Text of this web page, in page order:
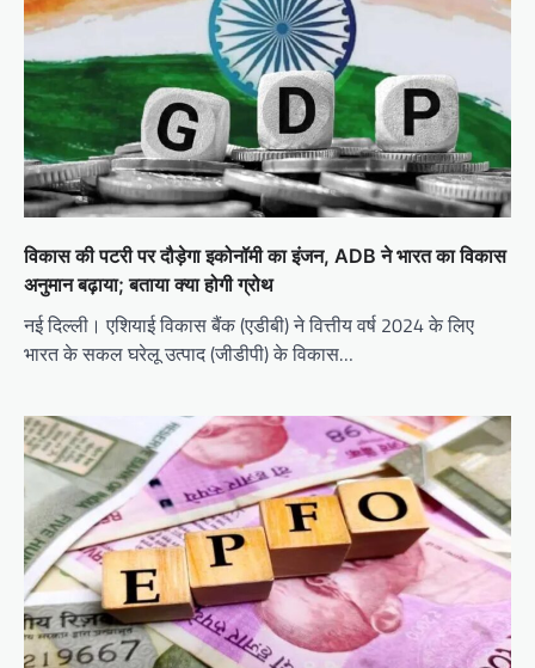
विकास की पटरी पर दौड़ेगा इकोनॉमी का इंजन, ADB ने भारत का विकास
अनुमान बढ़ाया; बताया क्या होगी ग्रोथ
नई दिल्ली। एशियाई विकास बैंक (एडीबी) ने वित्तीय वर्ष 2024 के लिए
भारत के सकल घरेलू उत्पाद (जीडीपी) के विकास…